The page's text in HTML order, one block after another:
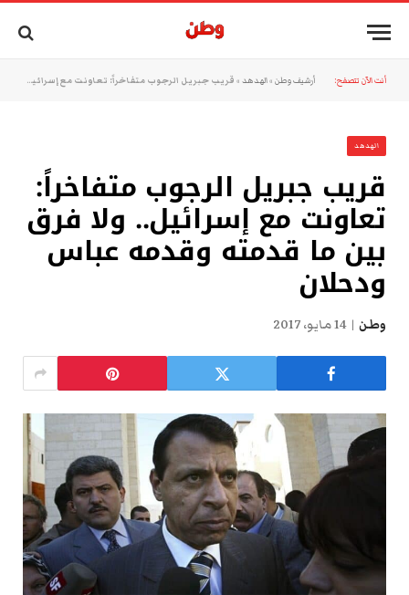
أنت الآن تتصفح: أرشيف وطن »الهدهد » قريب جبريل الرجوب متفاخراً: تعاونت مع إسرائيل.. ولا فرق بين ما قدمته وقدمه عباس ودحلان
الهدهد
قريب جبريل الرجوب متفاخراً:
تعاونت مع إسرائيل.. ولا فرق
بين ما قدمته وقدمه عباس
ودحلان
وطن 14 مايو، 2017